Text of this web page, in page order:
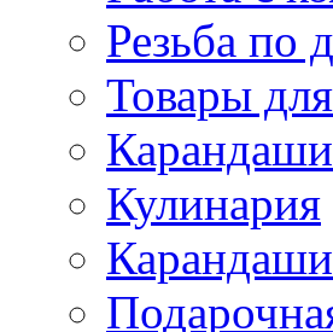
Резьба по
Товары
Кулинария